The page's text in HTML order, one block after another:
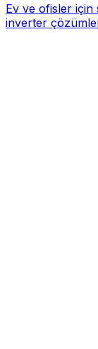
Ev ve ofisler için
inverter